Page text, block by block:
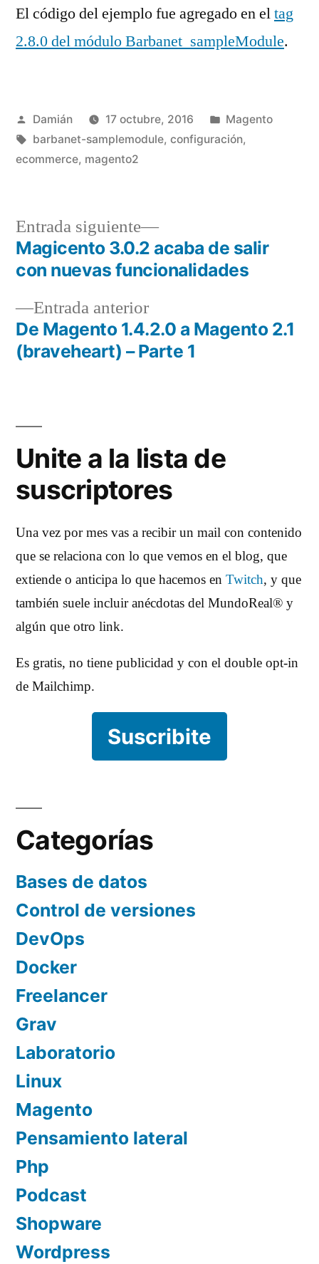
El código del ejemplo fue agregado en eltag
2.8.0 del módulo Barbanet_sampleModule.
Publicado
por
Damián 17 octubre, 2016
Publicado
en
Magento
Etiquetas:
barbanet-samplemodule, configuración,
ecommerce, magento2
Navegación
entradas
Entrada anteriorEntrada
anterior:
De Magento 1.4.2.0 a Magento 2.1
(braveheart) – Parte 1
Entrada siguiente
Entrada
siguiente:
Magicento 3.0.2 acaba de salir
con nuevas funcionalidades
Unite a la lista de
suscriptores
Una vez por mes vas a recibir un mail con contenido
que se relaciona con lo que vemos en el blog, que
extiende o anticipa lo que hacemos en Twitch, y que
también suele incluir anécdotas del MundoReal® y
algún que otro link.
Es gratis, no tiene publicidad y con el double opt-in
de Mailchimp.
Suscribite
Categorías
Bases de datos
Control de versiones
DevOps
Docker
Freelancer
Grav
Laboratorio
Linux
Magento
Pensamiento lateral
Php
Podcast
Shopware
Wordpress